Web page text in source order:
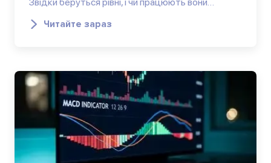
Звідки беруться рівні, і чи працюють вони…
Читайте зараз